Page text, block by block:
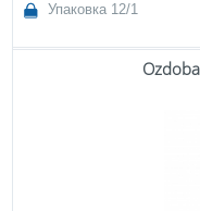
Упаковка 12/1